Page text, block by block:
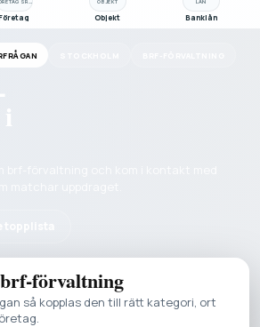
Objekt Banklån
brf-förvaltning
så kopplas den till rätt kategori, ort